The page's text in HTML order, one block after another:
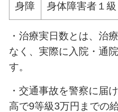
身障 身体障害者１
・治療実日数とは、治
なく、実際に入院・通
す。
・交通事故を警察に届
高で9等級3万円までの